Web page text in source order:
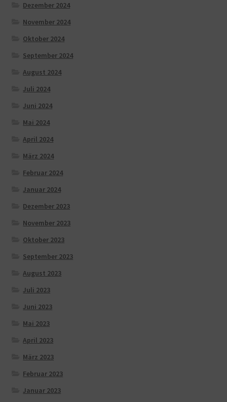
Dezember 2024
November 2024
Oktober 2024
September 2024
August 2024
Juli 2024
Juni 2024
Mai 2024
April 2024
März 2024
Februar 2024
Januar 2024
Dezember 2023
November 2023
Oktober 2023
September 2023
August 2023
Juli 2023
Juni 2023
Mai 2023
April 2023
März 2023
Februar 2023
Januar 2023